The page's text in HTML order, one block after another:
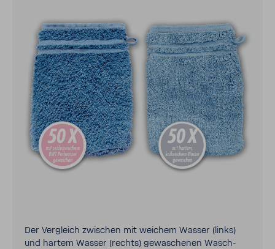
Der Vergleich zwischen mit weichem Wasser (links)
und hartem Wasser (rechts) gewa­schenen Wasch­